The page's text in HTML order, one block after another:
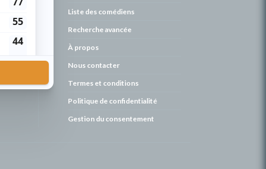
Liste des comédiens
Recherche avancée
À propos
Nous contacter
Termes et conditions
Politique de confidentialité
Gestion du consentement